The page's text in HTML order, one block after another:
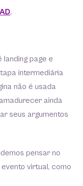
.
page e
intermediária
não é usada
ainda
seus argumentos
pensar no
virtual, como